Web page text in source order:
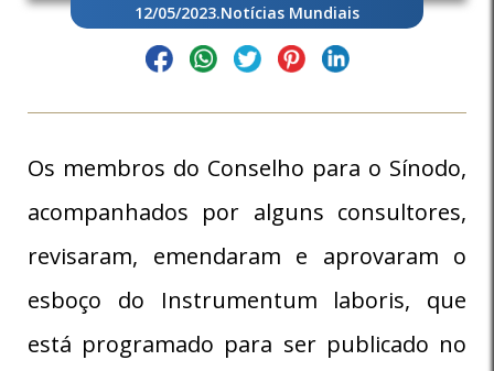
12/05/2023.Notícias Mundiais
Os membros do Conselho para o Sínodo,
acompanhados por alguns consultores,
revisaram, emendaram e aprovaram o
esboço do Instrumentum laboris, que
está programado para ser publicado no